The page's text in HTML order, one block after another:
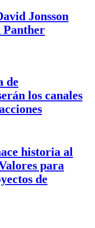
Jonsson
Panther
de
los canales
historia al
para
de